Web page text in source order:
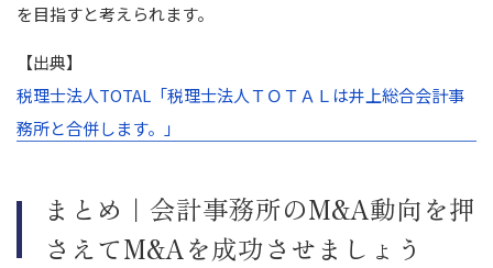
を目指すと考えられます。
【出典】
税理士法人TOTAL「税理士法人ＴＯＴＡＬは井上総合会計事
務所と合併します。」
まとめ｜会計事務所のM&A動向を押
さえてM&Aを成功させましょう